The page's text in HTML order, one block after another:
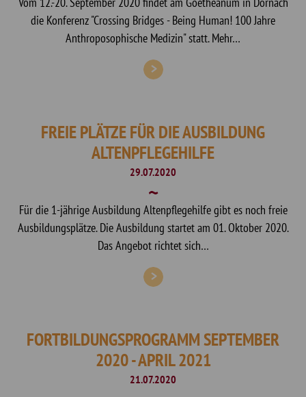
die Konferenz "Crossing Bridges - Being Human! 100 Jahre
Anthroposophische Medizin" statt. Mehr…
FREIE PLÄTZE FÜR DIE AUSBILDUNG
ALTENPFLEGEHILFE
29.07.2020
Für die 1-jährige Ausbildung Altenpflegehilfe gibt es noch freie
Ausbildungsplätze. Die Ausbildung startet am 01. Oktober 2020.
Das Angebot richtet sich…
FORTBILDUNGSPROGRAMM SEPTEMBER
2020 - APRIL 2021
21.07.2020